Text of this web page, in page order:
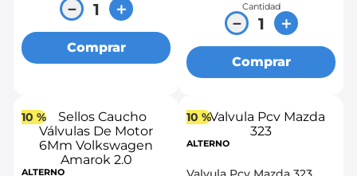
＋
－
Comprar
Cantidad
＋
－
Comprar
10 %
ALTERNO
10 %
ALTERNO